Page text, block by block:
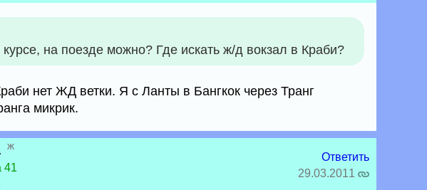
курсе, на поезде можно? Где искать ж/д вокзал в Краби?
нет ЖД ветки. Я с Ланты в Бангкок через Транг
микрик.
ж
41
Ответить
29.03.2011